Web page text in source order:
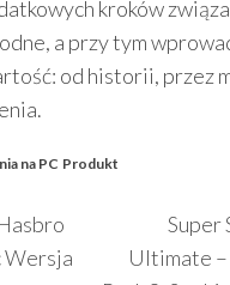
kroków
a przy tym
od historii, przez
na PC Produkt
Wersja
Super
Ultimate